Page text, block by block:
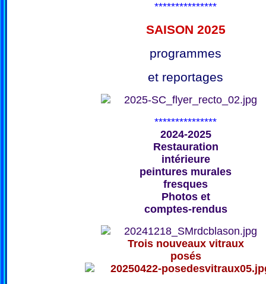
***************
SAISON 2025
programmes
et reportages
***************
2024-2025
Restauration
intérieure
peintures murales
fresques
Photos et
comptes-rendus
Trois nouveaux vitraux
posés